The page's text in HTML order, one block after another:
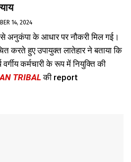
14, 2024
अनुकंपा के आधार पर नौकरी मिल गई।
करते हुए उपायुक्त लातेहार ने बताया कि
कर्मचारी के रूप में नियुक्ति की
TRIBAL की report